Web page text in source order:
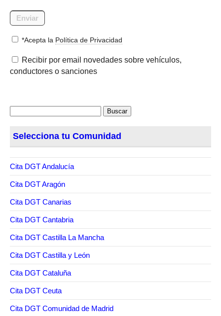
*Acepta la Política de Privacidad
Recibir por email novedades sobre vehículos,
conductores o sanciones
Selecciona tu Comunidad
Cita DGT Andalucía
Cita DGT Aragón
Cita DGT Canarias
Cita DGT Cantabria
Cita DGT Castilla La Mancha
Cita DGT Castilla y León
Cita DGT Cataluña
Cita DGT Ceuta
Cita DGT Comunidad de Madrid